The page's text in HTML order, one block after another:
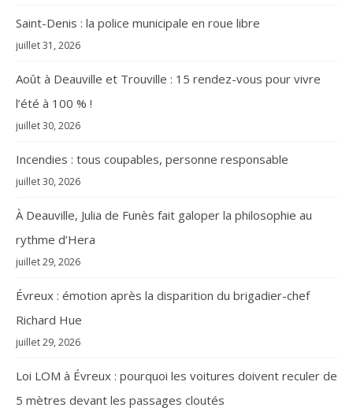
Saint-Denis : la police municipale en roue libre
juillet 31, 2026
Août à Deauville et Trouville : 15 rendez-vous pour vivre
l’été à 100 % !
juillet 30, 2026
Incendies : tous coupables, personne responsable
juillet 30, 2026
À Deauville, Julia de Funès fait galoper la philosophie au
rythme d’Hera
juillet 29, 2026
Évreux : émotion après la disparition du brigadier-chef
Richard Hue
juillet 29, 2026
Loi LOM à Évreux : pourquoi les voitures doivent reculer de
5 mètres devant les passages cloutés